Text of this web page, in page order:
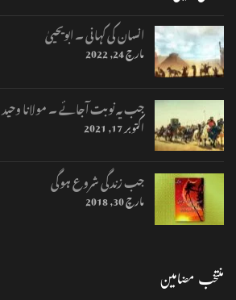
انسان کی کہانی ۔ ابویحییٰ
مارچ 24, 2022
جب یہ نوبت آجائے ۔ مولانا
اکتوبر 17, 2021
جب زندگی شروع ہوگی
مارچ 30, 2018
منتخب مضامین